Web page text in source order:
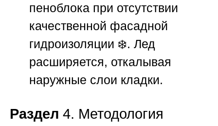
пеноблока при отсутствии
качественной фасадной
гидроизоляции ❄️. Лед
расширяется, откалывая
наружные слои кладки.
Раздел 4. Методология